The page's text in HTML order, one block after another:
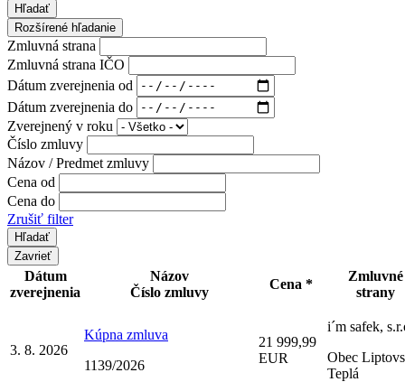
Hľadať
Rozšírené hľadanie
Zmluvná strana
Zmluvná strana IČO
Dátum zverejnenia od
Dátum zverejnenia do
Zverejnený v roku
Číslo zmluvy
Názov / Predmet zmluvy
Cena od
Cena do
Zrušiť filter
Zavrieť
Dátum
zverejnenia
Názov
Číslo zmluvy
Cena *
Zmluvné
strany
3. 8. 2026
Kúpna zmluva
1139/2026
21 999,99
EUR
i´m safek,
Obec
Teplá